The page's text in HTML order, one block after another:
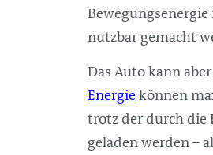
nutzbar gemacht
Das Auto kann
Energiekönnen
trotz der durch die
geladen werden –